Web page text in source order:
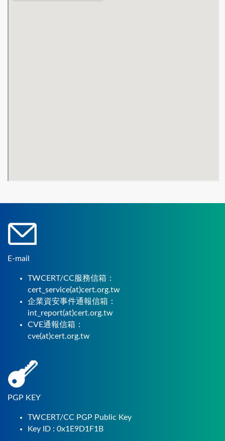
E-mail
TWCERT/CC服務信箱：
cert_service(at)cert.org.tw
企業資安事件通報信箱：
int_report(at)cert.org.tw
CVE通報信箱：
cve(at)cert.org.tw
PGP KEY
TWCERT/CC PGP Public Key
Key ID : 0x1E9D1F1B